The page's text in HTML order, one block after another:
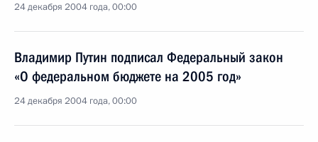
24 декабря 2004 года, 00:00
Владимир Путин подписал Федеральный закон
«О федеральном бюджете на 2005 год»
24 декабря 2004 года, 00:00